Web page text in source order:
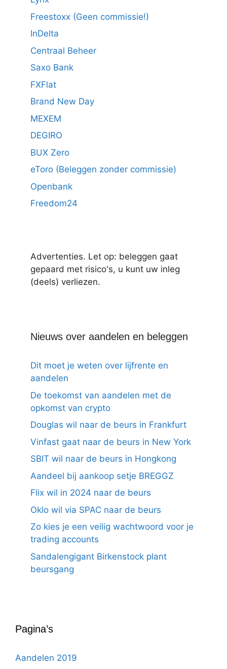
Freestoxx (Geen commissie!)
InDelta
Centraal Beheer
Saxo Bank
FXFlat
Brand New Day
MEXEM
DEGIRO
BUX Zero
eToro (Beleggen zonder commissie)
Openbank
Freedom24
Advertenties. Let op: beleggen gaat
gepaard met risico's, u kunt uw inleg
(deels) verliezen.
Nieuws over aandelen en beleggen
Dit moet je weten over lijfrente en
aandelen
De toekomst van aandelen met de
opkomst van crypto
Douglas wil naar de beurs in Frankfurt
Vinfast gaat naar de beurs in New York
SBIT wil naar de beurs in Hongkong
Aandeel bij aankoop setje BREGGZ
Flix wil in 2024 naar de beurs
Oklo wil via SPAC naar de beurs
Zo kies je een veilig wachtwoord voor je
trading accounts
Sandalengigant Birkenstock plant
beursgang
Pagina’s
Aandelen 2019